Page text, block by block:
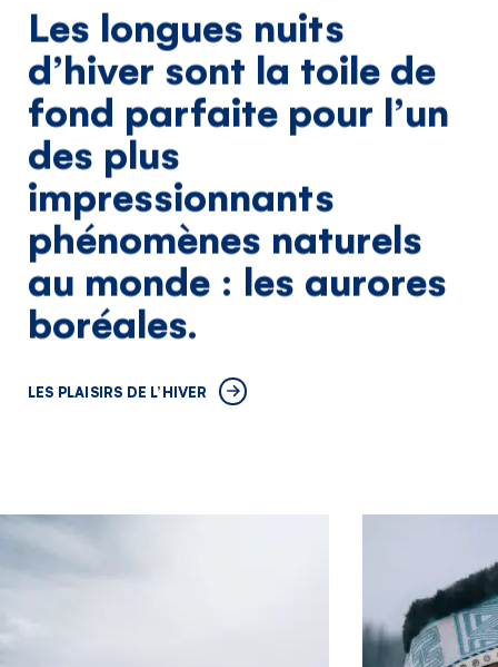
Les longues nuits
d’hiver sont la toile de
fond parfaite pour l’un
des plus
impressionnants
phénomènes naturels
au monde : les aurores
boréales.
LES PLAISIRS DE L’HIVER